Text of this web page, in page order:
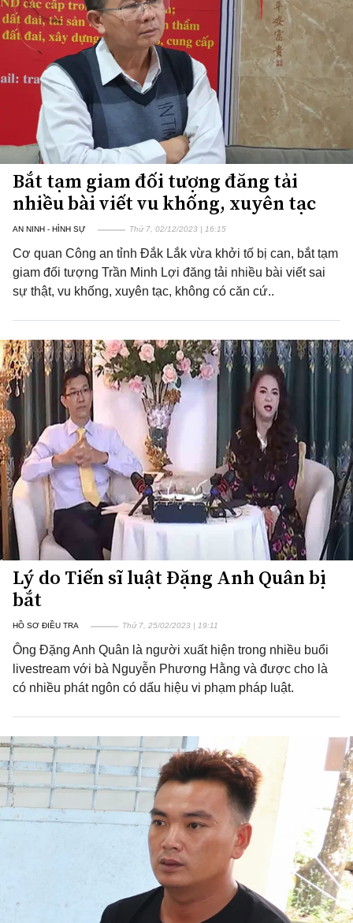
Bắt tạm giam đối tượng đăng tải
nhiều bài viết vu khống, xuyên tạc
AN NINH - HÌNH SỰ Thứ 7, 02/12/2023 | 16:15
Cơ quan Công an tỉnh Đắk Lắk vừa khởi tố bị can, bắt tạm
giam đối tượng Trần Minh Lợi đăng tải nhiều bài viết sai
sự thật, vu khống, xuyên tạc, không có căn cứ..
Lý do Tiến sĩ luật Đặng Anh Quân bị
bắt
HỒ SƠ ĐIỀU TRA Thứ 7, 25/02/2023 | 19:11
Ông Đặng Anh Quân là người xuất hiện trong nhiều buổi
livestream với bà Nguyễn Phương Hằng và được cho là
có nhiều phát ngôn có dấu hiệu vi phạm pháp luật.